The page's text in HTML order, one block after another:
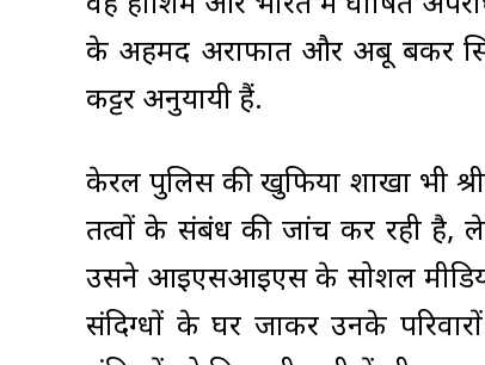
के अहमद अराफात और अबू बकर
कट्टर अनुयायी हैं.
केरल पुलिस की खुफिया शाखा भी
तत्वों के संबंध की जांच कर रही है,
उसने आइएसआइएस के सोशल मीडिया
संदिग्धों के घर जाकर उनके